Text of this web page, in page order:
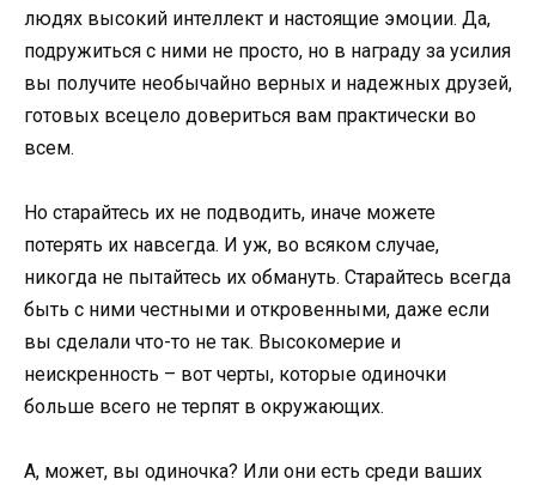
людях высокий интеллект и настоящие эмоции. Да,
подружиться с ними не просто, но в награду за усилия
вы получите необычайно верных и надежных друзей,
готовых всецело довериться вам практически во
всем.
Но старайтесь их не подводить, иначе можете
потерять их навсегда. И уж, во всяком случае,
никогда не пытайтесь их обмануть. Старайтесь всегда
быть с ними честными и откровенными, даже если
вы сделали что-то не так. Высокомерие и
неискренность – вот черты, которые одиночки
больше всего не терпят в окружающих.
А, может, вы одиночка? Или они есть среди ваших